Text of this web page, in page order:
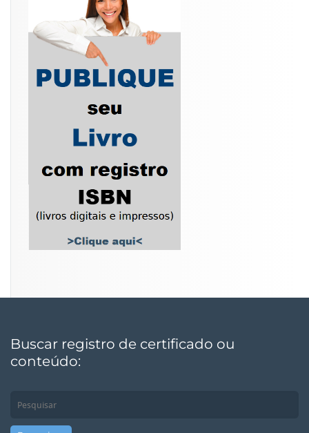
Buscar registro de certificado ou
conteúdo: